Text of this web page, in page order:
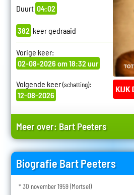
Duurt 04:02
382 keer gedraaid
Vorige keer:
02-08-2026 om 18:32 uur
Volgende keer(schatting):
12-08-2026
Meer over: Bart Peeters
Biografie Bart Peeters
* 30 november 1959 (Mortsel)